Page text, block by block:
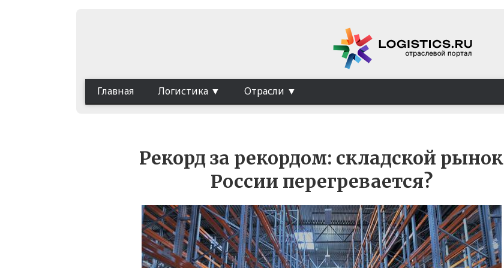
Главная Логистика Отрасли
Рекорд за рекордом: складской рынок
России перегревается?